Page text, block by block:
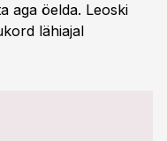
aga öelda. Leoski
lähiajal